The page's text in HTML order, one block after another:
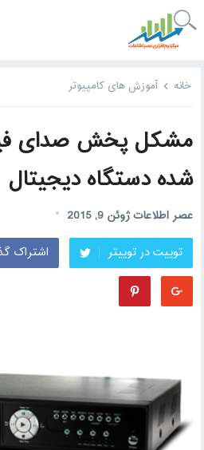
خانه آموزش های کامپیوتر
مشکل پخش صدای
شده دستگاه دیجیتال
عصر اطلاعاتژوئن 9, 2015
توییت در توییتر
اشتراک